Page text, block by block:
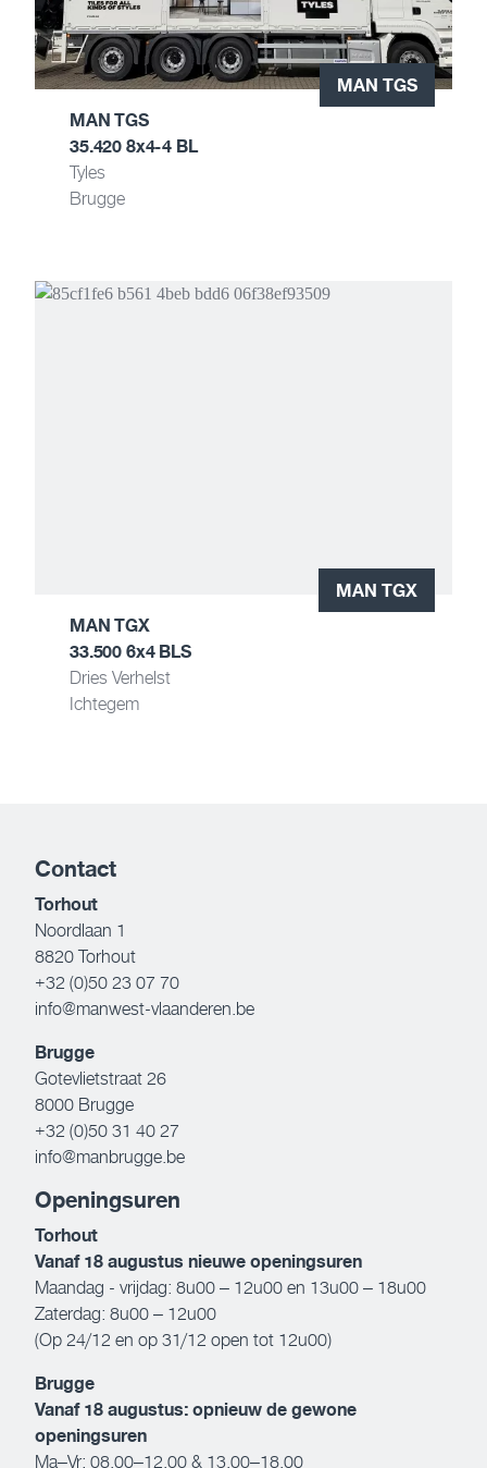
MAN TGS
MAN TGS
35.420 8x4-4 BL
Tyles
Brugge
MAN TGX
MAN TGX
33.500 6x4 BLS
Dries Verhelst
Ichtegem
Contact
Torhout
Noordlaan 1
8820 Torhout
+32 (0)50 23 07 70
info@manwest-vlaanderen.be
Brugge
Gotevlietstraat 26
8000 Brugge
+32 (0)50 31 40 27
info@manbrugge.be
Openingsuren
Torhout
Vanaf 18 augustus nieuwe openingsuren
Maandag - vrijdag: 8u00 – 12u00 en 13u00 – 18u00
Zaterdag: 8u00 – 12u00
(Op 24/12 en op 31/12 open tot 12u00)
Brugge
Vanaf 18 augustus: opnieuw de gewone
openingsuren
Ma–Vr: 08.00–12.00 & 13.00–18.00